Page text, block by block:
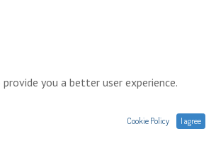
Ajouter au panier
you a better user experience.
Cookie Policy I agree